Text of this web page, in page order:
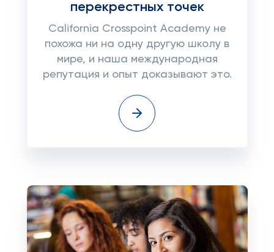
перекрестных точек
California Crosspoint Academy не
похожа ни на одну другую школу в
мире, и наша международная
репутация и опыт доказывают это.